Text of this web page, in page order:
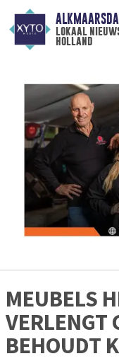
lokaal
holland
MEUBELS
VERLENGT
BEHOUDT